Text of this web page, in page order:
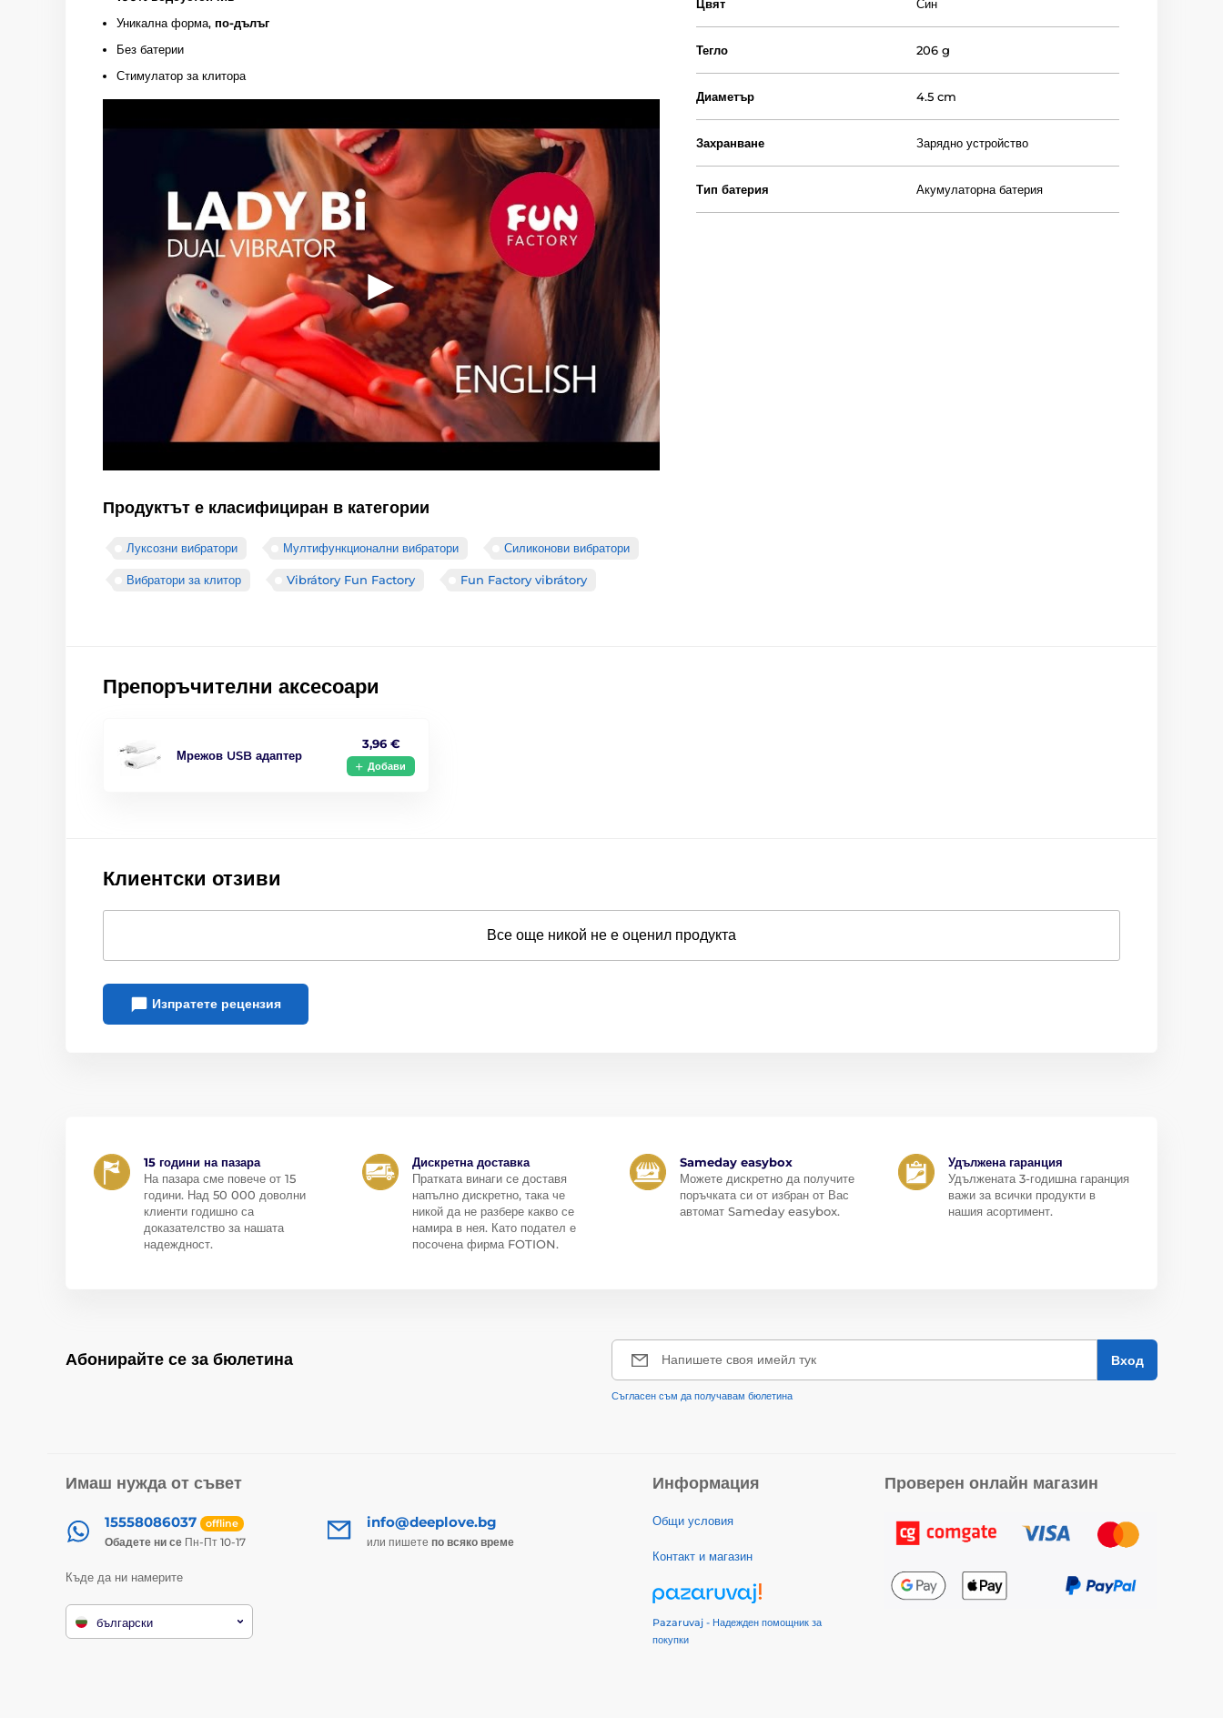
Уникална форма, по-дълъг
Без батерии
Стимулатор за клитора
Продуктът е класифициран в категории
Луксозни вибратори Мултифункционални вибратори Силиконови вибратори
Вибратори за клитор Vibrátory Fun Factory Fun Factory vibrátory
Цвят Син
Тегло 206 g
Диаметър 4.5 cm
Захранване Зарядно устройство
Тип батерия Акумулаторна батерия
Препоръчителни аксесоари
Мрежов USB адаптер
3,96 €
Добави
Клиентски отзиви
Все още никой не е оценил продукта
Изпратете рецензия
15 години на пазара
На пазара сме повече от 15
години. Над 50 000 доволни
клиенти годишно са
доказателство за нашата
надеждност.
Дискретна доставка
Пратката винаги се доставя
напълно дискретно, така че
никой да не разбере какво се
намира в нея. Като подател е
посочена фирма FOTION.
Sameday easybox
Можете дискретно да получите
поръчката си от избран от Вас
автомат Sameday easybox.
Удължена гаранция
Удължената 3-годишна гаранция
важи за всички продукти в
нашия асортимент.
Абонирайте се за бюлетина Напишете своя имейл тук Вход
Съгласен съм да получавам бюлетина
Имаш нужда от съвет
15558086037 offline
Обадете ни се Пн-Пт 10-17
info@deeplove.bg
или пишете по всяко време
Къде да ни намерите
български
Информация
Общи условия
Контакт и магазин
Pazaruvaj - Надежден помощник за
покупки
Проверен онлайн магазин